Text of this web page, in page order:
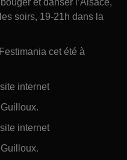
soirs, 19-21h dans la
cet été à
internet
internet